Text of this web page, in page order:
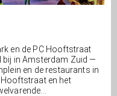
en de PC Hooftstraat
in Amsterdam Zuid —
en de restaurants in
Hooftstraat en het